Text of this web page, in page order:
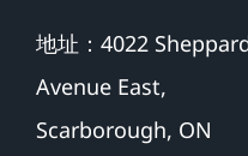
地址：4022
Avenue East,
Scarborough, ON